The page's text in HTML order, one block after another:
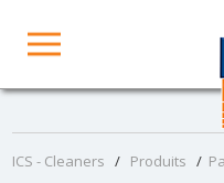
ICS - Cleaners / Produits /